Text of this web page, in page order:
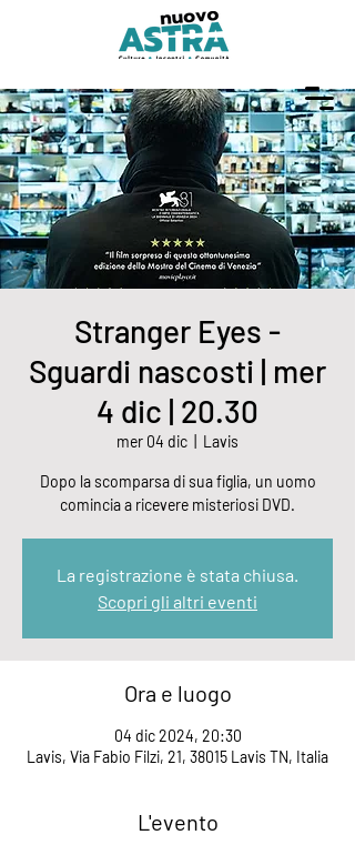
Stranger Eyes -
Sguardi nascosti | mer
4 dic | 20.30
mer 04 dic Lavis
Dopo la scomparsa di sua figlia, un uomo
comincia a ricevere misteriosi DVD.
La registrazione è stata chiusa.
Scopri gli altri eventi
Ora e luogo
04 dic 2024, 20:30
Lavis, Via Fabio Filzi, 21, 38015 Lavis TN, Italia
L'evento